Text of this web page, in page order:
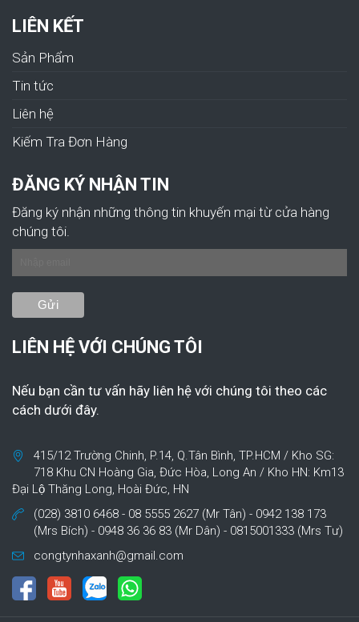
LIÊN KẾT
Sản Phẩm
Tin tức
Liên hệ
Kiếm Tra Đơn Hàng
ĐĂNG KÝ NHẬN TIN
Đăng ký nhận những thông tin khuyến mại từ cửa hàng
chúng tôi.
LIÊN HỆ VỚI CHÚNG TÔI
Nếu bạn cần tư vấn hãy liên hệ với chúng tôi theo các
cách dưới đây.
415/12 Trường Chinh, P.14, Q.Tân Bình, TP.HCM / Kho SG:
718 Khu CN Hoàng Gia, Đức Hòa, Long An / Kho HN: Km13
Đại Lộ Thăng Long, Hoài Đức, HN
(028) 3810 6468 - 08 5555 2627 (Mr Tân) - 0942 138 173
(Mrs Bích) - 0948 36 36 83 (Mr Dân) - 0815001333 (Mrs Tư)
congtynhaxanh@gmail.com